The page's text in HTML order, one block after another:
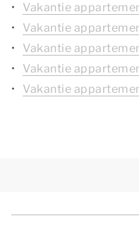
Vakantie
Vakantie
Vakantie
Vakantie
Vakantie